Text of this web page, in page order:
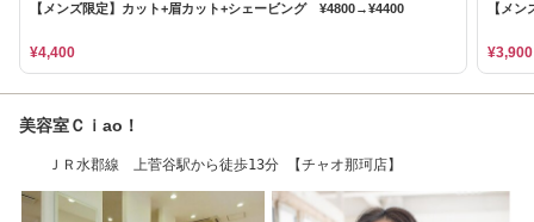
【メンズ限定】カット+眉カット+シェービング ¥4800→¥4400
¥4,400
【メ
¥3,900
美容室Ｃｉao！
ＪＲ水郡線 上菅谷駅から徒歩13分 【チャオ那珂店】